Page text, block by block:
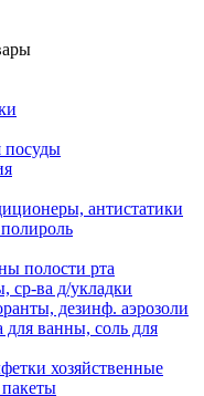
посуды
антистатики
полости рта
ср-ва д/укладки
дезинф. аэрозоли
для ванны, соль для
хозяйственные